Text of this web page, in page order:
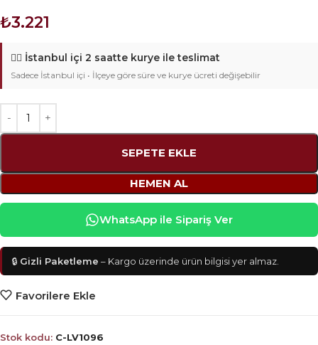
₺3.221
🚴‍♂️ İstanbul içi 2 saatte kurye ile teslimat
Sadece İstanbul içi • İlçeye göre süre ve kurye ücreti değişebilir
SEPETE EKLE
HEMEN AL
WhatsApp ile Sipariş Ver
🔒 Gizli Paketleme – Kargo üzerinde ürün bilgisi yer almaz.
Favorilere Ekle
Stok kodu: C-LV1096